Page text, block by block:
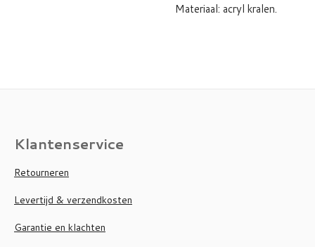
Materiaal: acryl kralen.
Klantenservice
Retourneren
Levertijd & verzendkosten
Garantie en klachten